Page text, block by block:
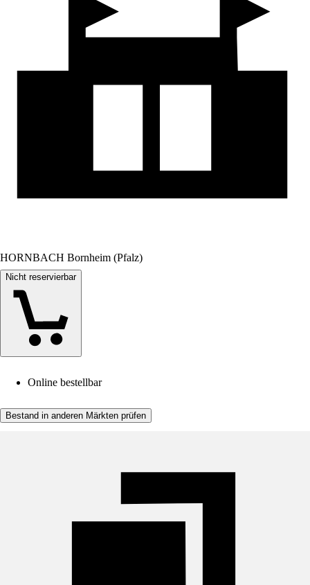
HORNBACH Bornheim (Pfalz)
Nicht reservierbar
Online bestellbar
Bestand in anderen Märkten prüfen